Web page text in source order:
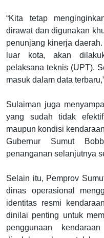
“Kita tetap
dirawat dan digunakan
penunjang kinerja
luar kota, akan
pelaksana teknis (UPT).
masuk dalam data
Sulaiman juga
yang sudah tidak
maupun kondisi
Gubernur Sumut
penanganan selanjutnya
Selain itu, Pemprov
dinas operasional
identitas resmi
dinilai penting untuk
penggunaan